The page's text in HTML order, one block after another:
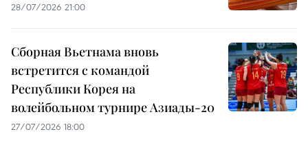
28/07/2026 21:00
Сборная Вьетнама вновь
встретится с командой
Республики Корея на
волейбольном турнире Азиады-20
27/07/2026 18:00